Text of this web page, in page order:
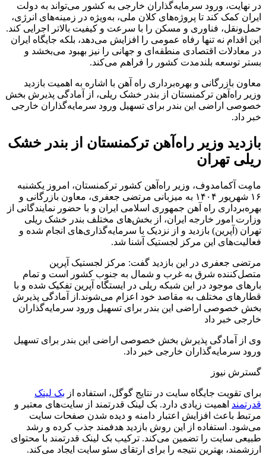
در نهایت، ورود سرمایه‌گذاران خارجی به کشور می‌تواند به دولت
ایران کمک کند تا پروژه‌های کلان ملی، به‌ویژه در زمینه‌های انرژی،
حمل‌ونقل، فناوری و مسکن را با سرعت و کیفیت بالاتر اجرایی کند.
این اقدام نه تنها رفاه عمومی را افزایش می‌دهد، بلکه جایگاه ایران
در معادلات اقتصادی منطقه‌ای و جهانی را نیز بهبود می‌بخشد و
بستر توسعه بلندمدت کشور را فراهم می‌کند.
معاون بازرگانی و بهره‌برداری راه آهن با اشاره به اهمیت بازدید
وزیر راه‌آهن ترکمنستان از بندر خشک ریلی، از آمادگی پذیرش بخش
خصوصی اراضی این بندر برای تسهیل ورود سرمایه‌گذاران خارجی
خبر داد.
بازدید وزیر راه‌آهن ترکمنستان از بندر خشک
ریلی تهران
مامِت آکمامدوف، وزیر راه‌آهن کشور ترکمنستان، امروز یکشنبه
۱۶ شهریور ۱۴۰۴ به میزبانی مرتضی جعفری، معاون بازرگانی و
بهره‌برداری راه آهن جمهوری اسلامی ایران و با حضور نمایندگانی از
وزارت امور خارجه ایران، از بخش‌های مختلف بندر خشک ریلی
تهران (آپرین) بازدید و از نزدیک با سرمایه‌گذاری‌های انجام شده و
فعالیت‌های این مرکز لجستیک آشنا شد.
مرتضی جعفری در این بازدید گفت: مرکز لجستیک آپرین
متصل‌کننده شرق به غرب و شمال به جنوب کشور است و تمام
بارهای موجود در این شبکه ریلی در ایستگاه آپرین تفکیک شده و با
قطارهای مختلف به مقاصد خود اعزام می‌شوند.از آمادگی پذیرش
بخش خصوصی اراضی این بندر برای تسهیل ورود سرمایه‌گذاران
خارجی خبر داد
وی از آمادگی پذیرش بخش خصوصی اراضی این بندر برای تسهیل
ورود سرمایه‌گذاران خارجی خبر داد.
گسترش نیوز
برای تقویت جایگاه سایت در نتایج گوگل، استفاده از بک لینک
قدرتمند اهمیت زیادی دارد. بک لینک قدرتمند از سایت‌های معتبر و
مرتبط باعث افزایش اعتبار دامنه و دیده شدن صفحات سایت
می‌شود. استفاده از این روش بازدید هدفمند جذب کرده و رشد
طبیعی سایت را تضمین می‌کند. ترکیب بک لینک قدرتمند با محتوای
ارزشمند، بهترین نتیجه را برای ارتقای سئو سایت ایجاد می‌کند.